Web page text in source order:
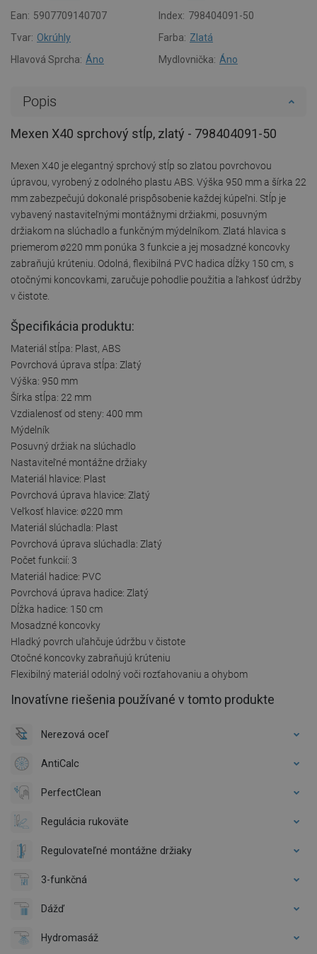
Ean: 5907709140707 Index: 798404091-50
Tvar: Okrúhly Farba: Zlatá
Hlavová Sprcha: Áno Mydlovnička: Áno
Popis
Mexen X40 sprchový stĺp, zlatý - 798404091-50
Mexen X40 je elegantný sprchový stĺp so zlatou povrchovou
úpravou, vyrobený z odolného plastu ABS. Výška 950 mm a šírka 22
mm zabezpečujú dokonalé prispôsobenie každej kúpeľni. Stĺp je
vybavený nastaviteľnými montážnymi držiakmi, posuvným
držiakom na slúchadlo a funkčným mýdelníkom. Zlatá hlavica s
priemerom ø220 mm ponúka 3 funkcie a jej mosadzné koncovky
zabraňujú krúteniu. Odolná, flexibilná PVC hadica dĺžky 150 cm, s
otočnými koncovkami, zaručuje pohodlie použitia a ľahkosť údržby
v čistote.
Špecifikácia produktu:
Materiál stĺpa: Plast, ABS
Povrchová úprava stĺpa: Zlatý
Výška: 950 mm
Šírka stĺpa: 22 mm
Vzdialenosť od steny: 400 mm
Mýdelník
Posuvný držiak na slúchadlo
Nastaviteľné montážne držiaky
Materiál hlavice: Plast
Povrchová úprava hlavice: Zlatý
Veľkosť hlavice: ø220 mm
Materiál slúchadla: Plast
Povrchová úprava slúchadla: Zlatý
Počet funkcií: 3
Materiál hadice: PVC
Povrchová úprava hadice: Zlatý
Dĺžka hadice: 150 cm
Mosadzné koncovky
Hladký povrch uľahčuje údržbu v čistote
Otočné koncovky zabraňujú krúteniu
Flexibilný materiál odolný voči rozťahovaniu a ohybom
Inovatívne riešenia používané v tomto produkte
Nerezová oceľ
AntiCalc
PerfectClean
Regulácia rukoväte
Regulovateľné montážne držiaky
3-funkčná
Dážď
Hydromasáž